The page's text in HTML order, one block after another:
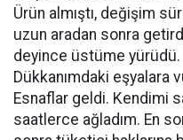
Ürün almıştı, değişim
uzun aradan sonra
deyince üstüme yürüdü.
Dükkanımdaki eşyalara
Esnaflar geldi. Kendimi
saatlerce ağladım. En